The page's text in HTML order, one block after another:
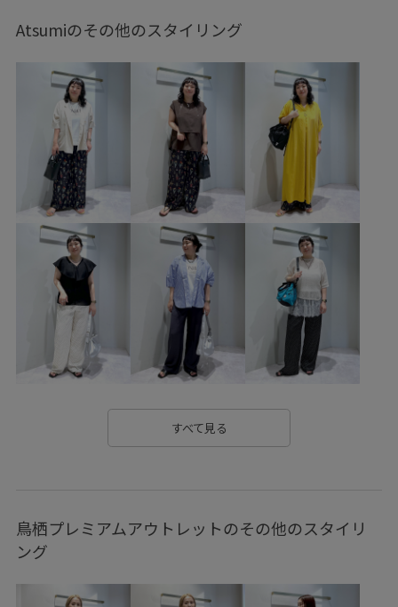
イエベ秋 混合 低身長 トップス
サンダル ファッション雑貨 折りたたみ傘
GUI36010 GUM16150 GUS15030
GU_10% GU_オフィスカジュアル
Tシャツ きれいに見える きれいめ ゆったり
ゆとり感 オーバーサイズ カジュアル
カットソー キャッチー ゴム仕様 サマーニット
シャツ ショート丈 シワになりにくい シンプル
シンプルで使いやすい ジャケット スタイルアップ
ストラップ タンブラー タンブラー加工 デザイン性
トレンドライク
バランスが取りやすい ビジュー フィット感
ブラウス
ラグジュアリー リング レイヤードスタイル
Atsumiのその他のスタイリング
すべて見る
鳥栖プレミアムアウトレットのその他のスタイリ
ング